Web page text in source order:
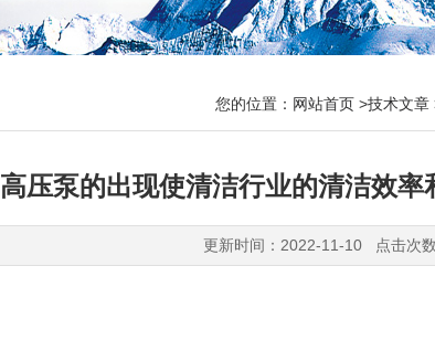
您的位置： 网站首页 >技术文章
高压泵的出现使清洁行业的清洁效
更新时间：2022-11-10 点击次